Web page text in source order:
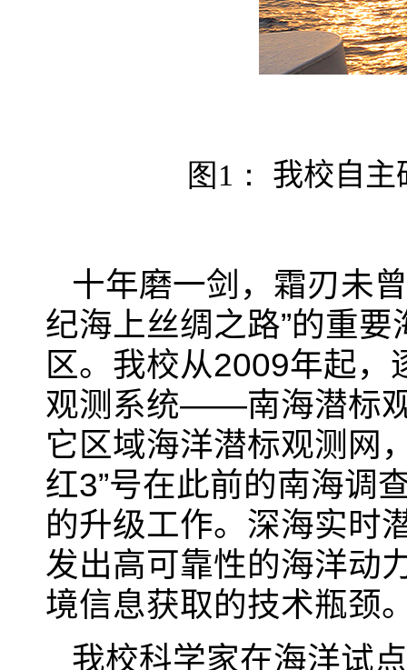
图1： 我校自主
十年磨一剑，霜刃未
纪海上丝绸之路”的重
区。我校从2009年起，
观测系统——南海潜标
它区域海洋潜标观测网
红3”号在此前的南海调
的升级工作。深海实时
发出高可靠性的海洋动
境信息获取的技术瓶颈
我校科学家在海洋试